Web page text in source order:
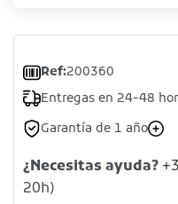
Ref:200360
Entregas en 24-48
Garantía de 1 año
¿Necesitas ayuda?
20h)